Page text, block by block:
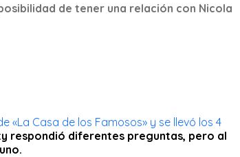
de tener una relación con Nicola
Casa de los Famosos» y se llevó los 4
respondió diferentes preguntas, pero al